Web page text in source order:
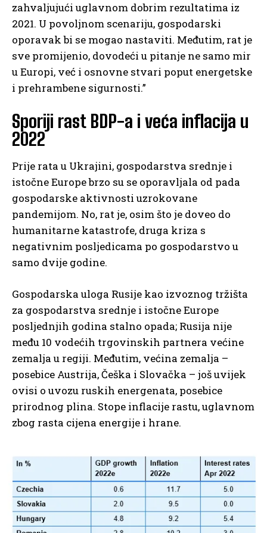
zahvaljujući uglavnom dobrim rezultatima iz
2021. U povoljnom scenariju, gospodarski
oporavak bi se mogao nastaviti. Međutim, rat je
sve promijenio, dovodeći u pitanje ne samo mir
u Europi, već i osnovne stvari poput energetske
i prehrambene sigurnosti.”
Sporiji rast BDP-a i veća inflacija u
2022
Prije rata u Ukrajini, gospodarstva srednje i
istočne Europe brzo su se oporavljala od pada
gospodarske aktivnosti uzrokovane
pandemijom. No, rat je, osim što je doveo do
humanitarne katastrofe, druga kriza s
negativnim posljedicama po gospodarstvo u
samo dvije godine.
Gospodarska uloga Rusije kao izvoznog tržišta
za gospodarstva srednje i istočne Europe
posljednjih godina stalno opada; Rusija nije
među 10 vodećih trgovinskih partnera većine
zemalja u regiji. Međutim, većina zemalja –
posebice Austrija, Češka i Slovačka – još uvijek
ovisi o uvozu ruskih energenata, posebice
prirodnog plina. Stope inflacije rastu, uglavnom
zbog rasta cijena energije i hrane.